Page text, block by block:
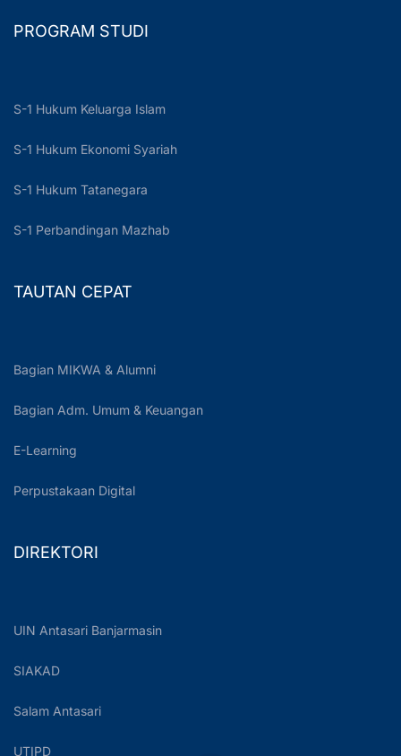
PROGRAM STUDI
S-1 Hukum Keluarga Islam
S-1 Hukum Ekonomi Syariah
S-1 Hukum Tatanegara
S-1 Perbandingan Mazhab
TAUTAN CEPAT
Bagian MIKWA & Alumni
Bagian Adm. Umum & Keuangan
E-Learning
Perpustakaan Digital
DIREKTORI
UIN Antasari Banjarmasin
SIAKAD
Salam Antasari
UTIPD